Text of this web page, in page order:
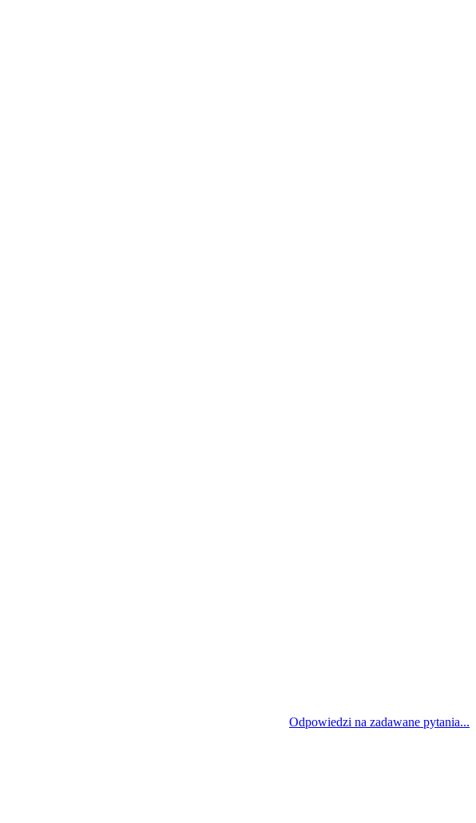
Odpowiedzi na zadawane pytania...